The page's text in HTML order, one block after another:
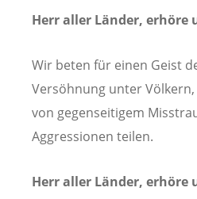
Herr aller Länder, erhöre
Wir beten für einen Geist
Versöhnung unter
von gegenseitigem
Aggressionen teilen.
Herr aller Länder, erhöre